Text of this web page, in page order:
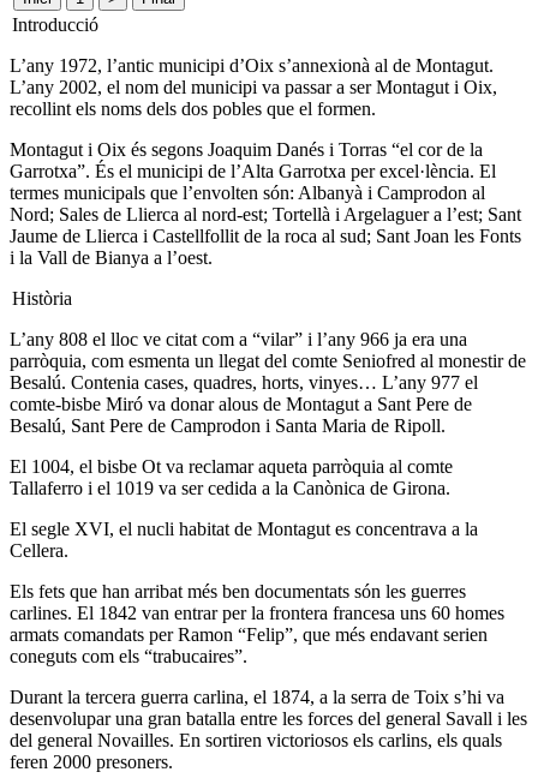
Introducció
L’any 1972, l’antic municipi d’Oix s’annexionà al de Montagut.
L’any 2002, el nom del municipi va passar a ser Montagut i Oix,
recollint els noms dels dos pobles que el formen.
Montagut i Oix és segons Joaquim Danés i Torras “el cor de la
Garrotxa”. És el municipi de l’Alta Garrotxa per excel·lència. El
termes municipals que l’envolten són: Albanyà i Camprodon al
Nord; Sales de Llierca al nord-est; Tortellà i Argelaguer a l’est; Sant
Jaume de Llierca i Castellfollit de la roca al sud; Sant Joan les Fonts
i la Vall de Bianya a l’oest.
Història
L’any 808 el lloc ve citat com a “vilar” i l’any 966 ja era una
parròquia, com esmenta un llegat del comte Seniofred al monestir de
Besalú. Contenia cases, quadres, horts, vinyes… L’any 977 el
comte-bisbe Miró va donar alous de Montagut a Sant Pere de
Besalú, Sant Pere de Camprodon i Santa Maria de Ripoll.
El 1004, el bisbe Ot va reclamar aqueta parròquia al comte
Tallaferro i el 1019 va ser cedida a la Canònica de Girona.
El segle XVI, el nucli habitat de Montagut es concentrava a la
Cellera.
Els fets que han arribat més ben documentats són les guerres
carlines. El 1842 van entrar per la frontera francesa uns 60 homes
armats comandats per Ramon “Felip”, que més endavant serien
coneguts com els “trabucaires”.
Durant la tercera guerra carlina, el 1874, a la serra de Toix s’hi va
desenvolupar una gran batalla entre les forces del general Savall i les
del general Novailles. En sortiren victoriosos els carlins, els quals
feren 2000 presoners.